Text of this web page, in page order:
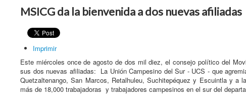
MSICG da la bienvenida a dos nuevas afiliadas
Imprimir
Este miércoles once de agosto de dos mil diez, el consejo político del
sus dos nuevas afiliadas: La Unión Campesino del Sur - UCS - que
Quetzaltenango, San Marcos, Retalhuleu, Suchitepéquez y Escuintla y a
más de 18,000 trabajadoras y trabajadores campesinos en el sur del